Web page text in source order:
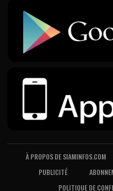
À PROPOS DE SIAMINFOS.COM
PUBLICITÉ
POLITIQUE DE